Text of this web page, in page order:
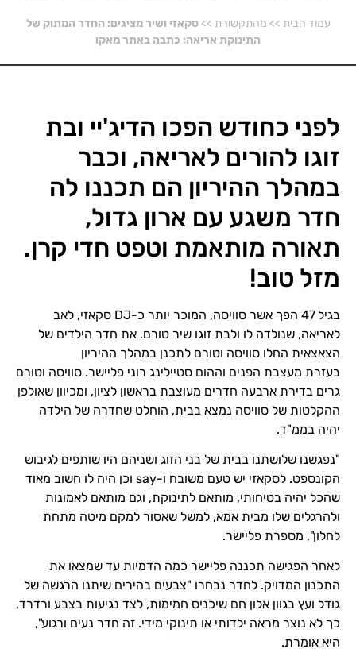
עמוד הבית >> מהתקשורת >>סקאזי ושיר מציגים: החדר המתוק של
התינוקת אריאה: כתבה באתר מאקו
לפני כחודש הפכו הדיג'יי ובת
זוגו להורים לאריאה, וכבר
במהלך ההיריון הם תכננו לה
חדר משגע עם ארון גדול,
תאורה מותאמת וטפט חדי קרן.
מזל טוב!
בגיל 47 הפך אשר סוויסה, המוכר יותר כ-DJ סקאזי, לאב
לאריאה, שנולדה לו ולבת זוגו שיר טורם. את חדר הילדים של
הצאצאית החלו סוויסה וטורם לתכנן במהלך ההיריון
בעזרת מעצבת הפנים וההום סטיילינג רוני פליישר. סוויסה וטורם
גרים בדירת ארבעה חדרים מעוצבת בראשון לציון, ומכיוון שאולפן
ההקלטות של סוויסה נמצא בבית, הוחלט שחדרה של הילדה
יהיה בממ"ד.
"נפגשנו שלושתנו בבית של בני הזוג ושניהם היו שותפים לגיבוש
הקונספט. לסקאזי יש טעם משובח ו-say וכן היה לו חשוב מאוד
שהכל יהיה בטיחותי, מותאם לתינוקת, וגם מותאם לאמונות
ולהרגלים שלו מבית אמא, למשל שאסור למקם מיטה מתחת
לחלון", מספרת פליישר.
לאחר הפגישה תכננה פליישר כמה הדמיות עד שמצאו את
התכנון המדויק. לחדר נבחרו "צבעים בהירים שיתנו הרגשה של
גודל ועץ בגוון אלון חם שיכניס חמימות, לצד נגיעות בצבע ורדרד,
כך לא נוצר מראה ילדותי או תינוקי מידי. זה חדר נעים ורגוע",
היא אומרת.